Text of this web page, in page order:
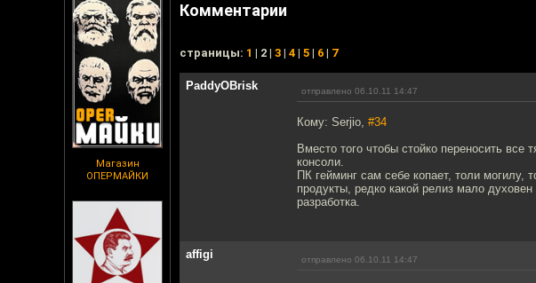
Магазин
ОПЕРМАЙКИ
Комментарии
cтраницы: 1 | 2 | 3 | 4 | 5 | 6 | 7
PaddyOBrisk отправлено 06.10.11 14:47
Кому: Serjio, #34
Вместо того чтобы стойко переносить
консоли.
ПК гейминг сам себе копает, толи
продукты, редко какой релиз мало
разработка.
affigi отправлено 06.10.11 14:47